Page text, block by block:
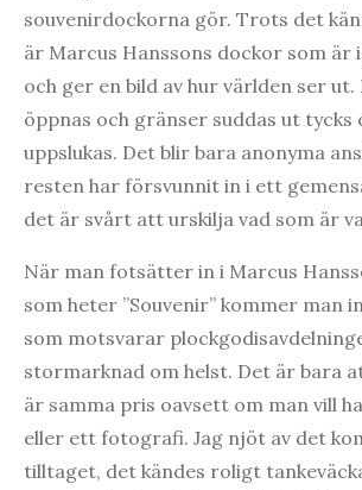
souvenirdockorna gör. Trots det
är Marcus Hanssons dockor som är
och ger en bild av hur världen ser
öppnas och gränser suddas ut tycks
uppslukas. Det blir bara anonyma
resten har försvunnit in i ett
det är svårt att urskilja vad som är
När man fotsätter in i Marcus
som heter ”Souvenir” kommer man
som motsvarar
stormarknad om helst. Det är bara
är samma pris oavsett om man vill
eller ett fotografi. Jag njöt av det
tilltaget, det kändes roligt